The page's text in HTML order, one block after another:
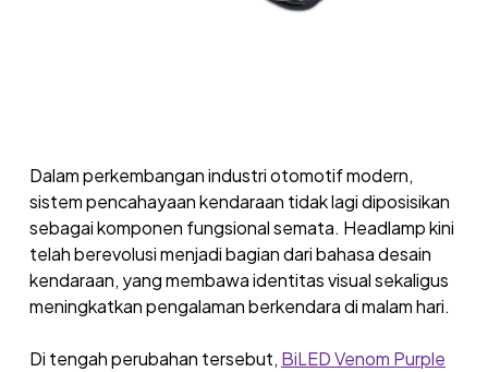
Dalam perkembangan industri otomotif modern,
sistem pencahayaan kendaraan tidak lagi diposisikan
sebagai komponen fungsional semata. Headlamp kini
telah berevolusi menjadi bagian dari bahasa desain
kendaraan, yang membawa identitas visual sekaligus
meningkatkan pengalaman berkendara di malam hari.
Di tengah perubahan tersebut, BiLED Venom Purple